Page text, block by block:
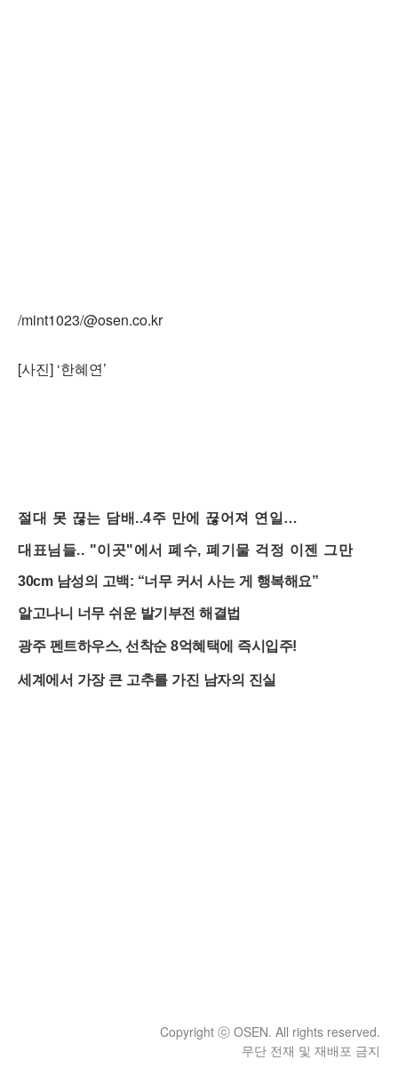
/mint1023/@osen.co.kr
[사진] ‘한혜연’
Copyright ⓒ OSEN. All rights reserved.
무단 전재 및 재배포 금지